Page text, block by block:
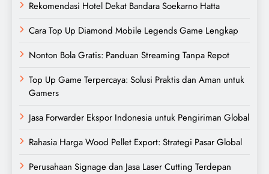
Rekomendasi Hotel Dekat Bandara Soekarno Hatta
Cara Top Up Diamond Mobile Legends Game Lengkap
Nonton Bola Gratis: Panduan Streaming Tanpa Repot
Top Up Game Terpercaya: Solusi Praktis dan Aman untuk
Gamers
Jasa Forwarder Ekspor Indonesia untuk Pengiriman Global
Rahasia Harga Wood Pellet Export: Strategi Pasar Global
Perusahaan Signage dan Jasa Laser Cutting Terdepan